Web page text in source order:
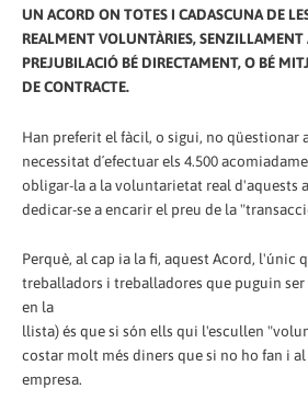
UN ACORD ON TOTES I CADASCUNA DE
REALMENT VOLUNTÀRIES,
PREJUBILACIÓ BÉ DIRECTAMENT, O BÉ
DE CONTRACTE.
Han preferit el fàcil, o sigui, no qüestionar
necessitat d´efectuar els 4.500
obligar-la a la voluntarietat real d'aquests
dedicar-se a encarir el preu de la
Perquè, al cap ia la fi, aquest Acord, l'únic
treballadors i treballadores que puguin
en la
llista) és que si són ells qui l'escullen
costar molt més diners que si no ho fan i
empresa.